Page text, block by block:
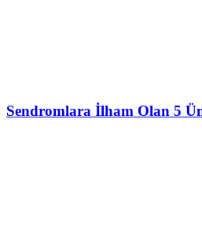
Sendromlara İlham Olan 5